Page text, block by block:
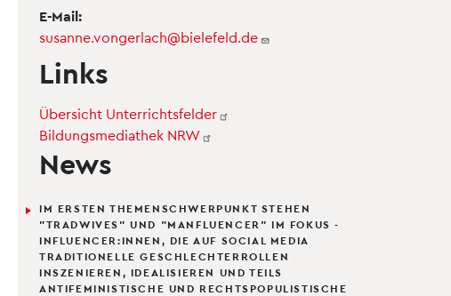
E-Mail:
susanne.vongerlach@bielefeld.de
Links
Übersicht Unterrichtsfelder
Bildungsmediathek NRW
News
IM ERSTEN THEMENSCHWERPUNKT STEHEN
"TRADWIVES" UND "MANFLUENCER" IM FOKUS -
INFLUENCER:INNEN, DIE AUF SOCIAL MEDIA
TRADITIONELLE GESCHLECHTERROLLEN
INSZENIEREN, IDEALISIEREN UND TEILS
ANTIFEMINISTISCHE UND RECHTSPOPULISTISCHE